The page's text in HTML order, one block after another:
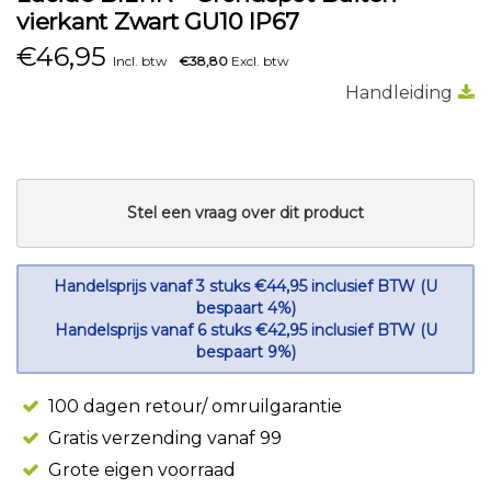
vierkant Zwart GU10 IP67
€46,95 Incl. btw €38,80 Excl. btw
Handleiding
Stel een vraag over dit product
Handelsprijs vanaf 3 stuks €44,95 inclusief BTW (U
bespaart 4%)
Handelsprijs vanaf 6 stuks €42,95 inclusief BTW (U
bespaart 9%)
100 dagen retour/ omruilgarantie
Gratis verzending vanaf 99
Grote eigen voorraad